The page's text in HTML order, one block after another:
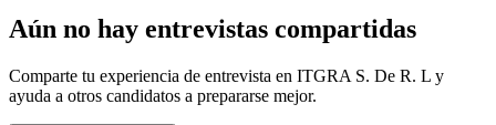
Aún no hay entrevistas compartidas
Comparte tu experiencia de entrevista en ITGRA S. De R. L y
ayuda a otros candidatos a prepararse mejor.